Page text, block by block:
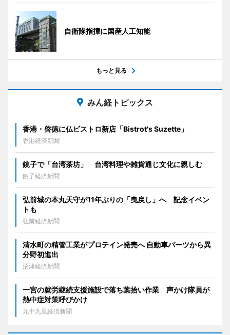
自衛隊指揮に国産人工知能
もっと見る
みん経トピックス
香港・啓徳に仏ビストロ新店「Bistrot's Suzette」
香港経済新聞
銚子で「台湾茶坊」 台湾料理や雑貨通じ文化に親しむ
銚子経済新聞
弘前城の本丸天守が11年ぶりの「曳戻し」へ 記念イベン
トも
弘前経済新聞
清水町の精管工業がプロテイン発売へ 自動車パーツから異
分野初進出
沼津経済新聞
一宮の就労継続支援施設で落ち葉拾い作業 声かけ隊員が
熱中症対策呼びかけ
九十九里経済新聞